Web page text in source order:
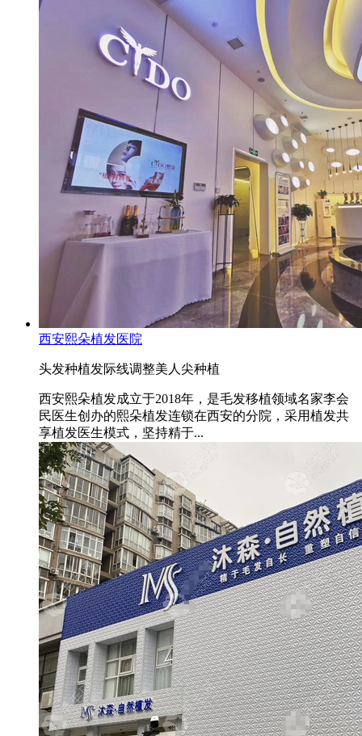
西安熙朵植发医院
头发种植发际线调整美人尖种植
西安熙朵植发成立于2018年，是毛发移植领域名家李会
民医生创办的熙朵植发连锁在西安的分院，采用植发共
享植发医生模式，坚持精于...